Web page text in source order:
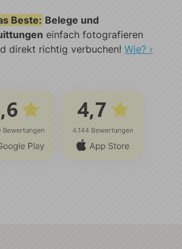
Beste: Belege und
einfach fotografieren
direkt richtig verbuchen! Wie? ›